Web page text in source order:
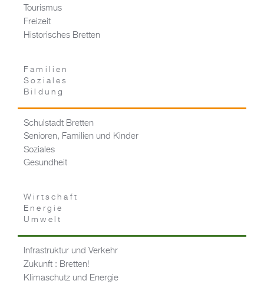
Tourismus
Freizeit
Historisches Bretten
Familien
Soziales
Bildung
Schulstadt Bretten
Senioren, Familien und Kinder
Soziales
Gesundheit
Wirtschaft
Energie
Umwelt
Infrastruktur und Verkehr
Zukunft : Bretten!
Klimaschutz und Energie